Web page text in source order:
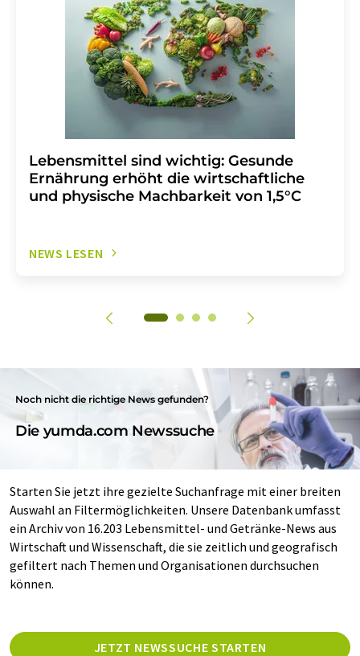
Lebensmittel sind wichtig: Gesunde
Ernährung erhöht die wirtschaftliche
und physische Machbarkeit von 1,5°C
NEWS LESEN
Noch nicht die richtige News gefunden?
Die yumda.com Newssuche
Starten Sie jetzt ihre gezielte Suchanfrage mit einer breiten
Auswahl an Filtermöglichkeiten. Unsere Datenbank umfasst
ein Archiv von 16.203 Lebensmittel- und Getränke-News aus
Wirtschaft und Wissenschaft, die sie zeitlich und geografisch
gefiltert nach Themen und Organisationen durchsuchen
können.
JETZT NEWSSUCHE STARTEN